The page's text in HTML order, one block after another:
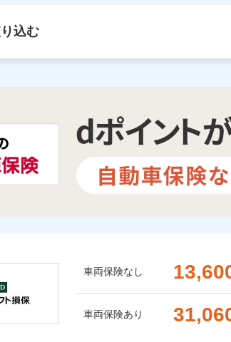
込む
車両保険なし
車両保険あり